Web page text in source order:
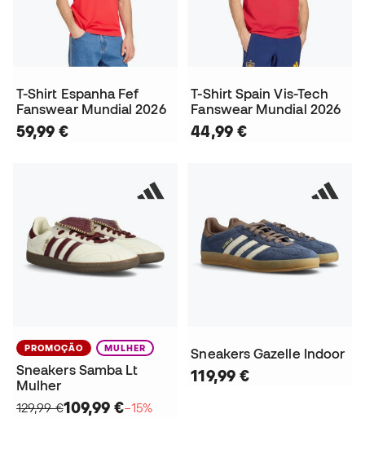
T-Shirt Espanha Fef
Fanswear Mundial 2026
59,99 €
T-Shirt Spain Vis-Tech
Fanswear Mundial 2026
44,99 €
PROMOÇÃO MULHER
Sneakers Samba Lt
Mulher
129,99 €109,99 €−15%
Sneakers Gazelle Indoor
119,99 €